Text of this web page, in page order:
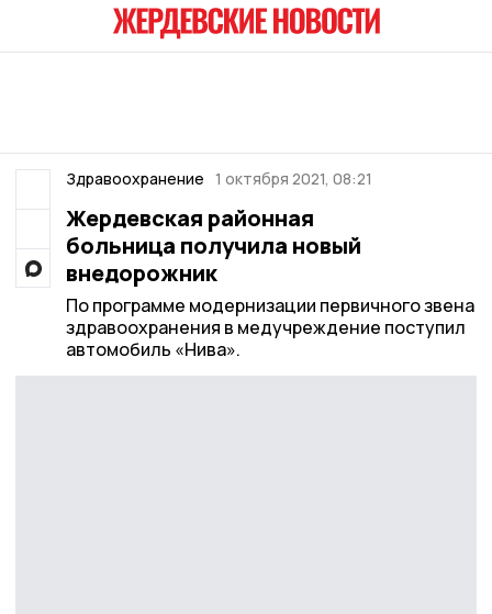
Здравоохранение 1 октября 2021, 08:21
Жердевская районная
больница получила новый
внедорожник
По программе модернизации первичного звена
здравоохранения в медучреждение поступил
автомобиль «Нива».